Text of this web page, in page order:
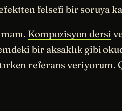
felsefi bir soruya
Kompozisyon dersi
bir aksaklık gibi
referans veriyorum.